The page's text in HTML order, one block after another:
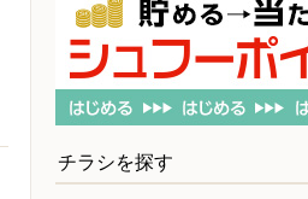
チラシを探す